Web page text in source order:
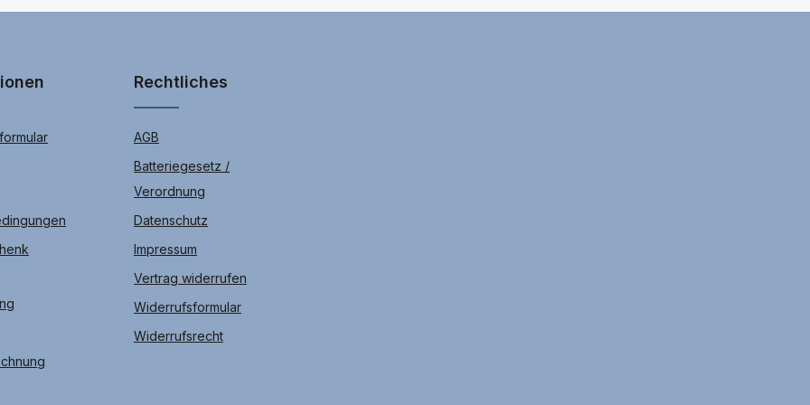
Rechtliches
AGB
Batteriegesetz /
Verordnung
Datenschutz
Impressum
Vertrag widerrufen
Widerrufsformular
Widerrufsrecht